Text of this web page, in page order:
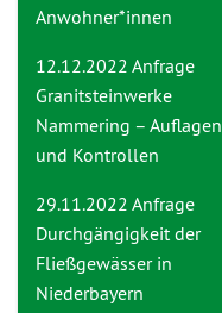
Anwohner*innen
12.12.2022 Anfrage
Granitsteinwerke
Nammering – Auflagen
und Kontrollen
29.11.2022 Anfrage
Durchgängigkeit der
Fließgewässer in
Niederbayern